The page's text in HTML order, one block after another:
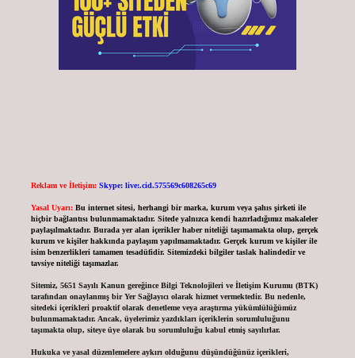
Reklam ve İletişim: Skype: live:.cid.575569c608265c69
Yasal Uyarı: Bu internet sitesi, herhangi bir marka, kurum veya şahıs şirketi ile
hiçbir bağlantısı bulunmamaktadır. Sitede yalnızca kendi hazırladığımız makaleler
paylaşılmaktadır. Burada yer alan içerikler haber niteliği taşımamakta olup, gerçek
kurum ve kişiler hakkında paylaşım yapılmamaktadır. Gerçek kurum ve kişiler ile
isim benzerlikleri tamamen tesadüfidir. Sitemizdeki bilgiler taslak halindedir ve
tavsiye niteliği taşımazlar.
Sitemiz, 5651 Sayılı Kanun gereğince Bilgi Teknolojileri ve İletişim Kurumu (BTK)
tarafından onaylanmış bir Yer Sağlayıcı olarak hizmet vermektedir. Bu nedenle,
sitedeki içerikleri proaktif olarak denetleme veya araştırma yükümlülüğümüz
bulunmamaktadır. Ancak, üyelerimiz yazdıkları içeriklerin sorumluluğunu
taşımakta olup, siteye üye olarak bu sorumluluğu kabul etmiş sayılırlar.
Hukuka ve yasal düzenlemelere aykırı olduğunu düşündüğünüz içerikleri,